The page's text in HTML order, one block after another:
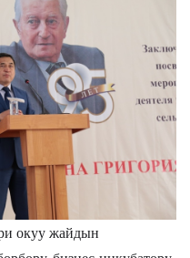
окуу жайдын